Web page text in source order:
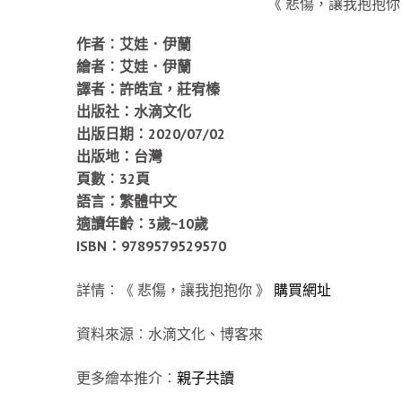
《 悲傷，讓我抱抱
作者︰艾娃．伊蘭
繪者︰艾娃．伊蘭
譯者：許皓宜，莊宥榛
出版社：水滴文化
出版日期：2020/07/02
出版地：台灣
頁數︰32頁
語言：繁體中文
適讀年齡：3歲~10歲
ISBN：9789579529570
詳情︰《 悲傷，讓我抱抱你 》 購買網址
資料來源︰水滴文化、博客來
更多繪本推介︰ 親子共讀